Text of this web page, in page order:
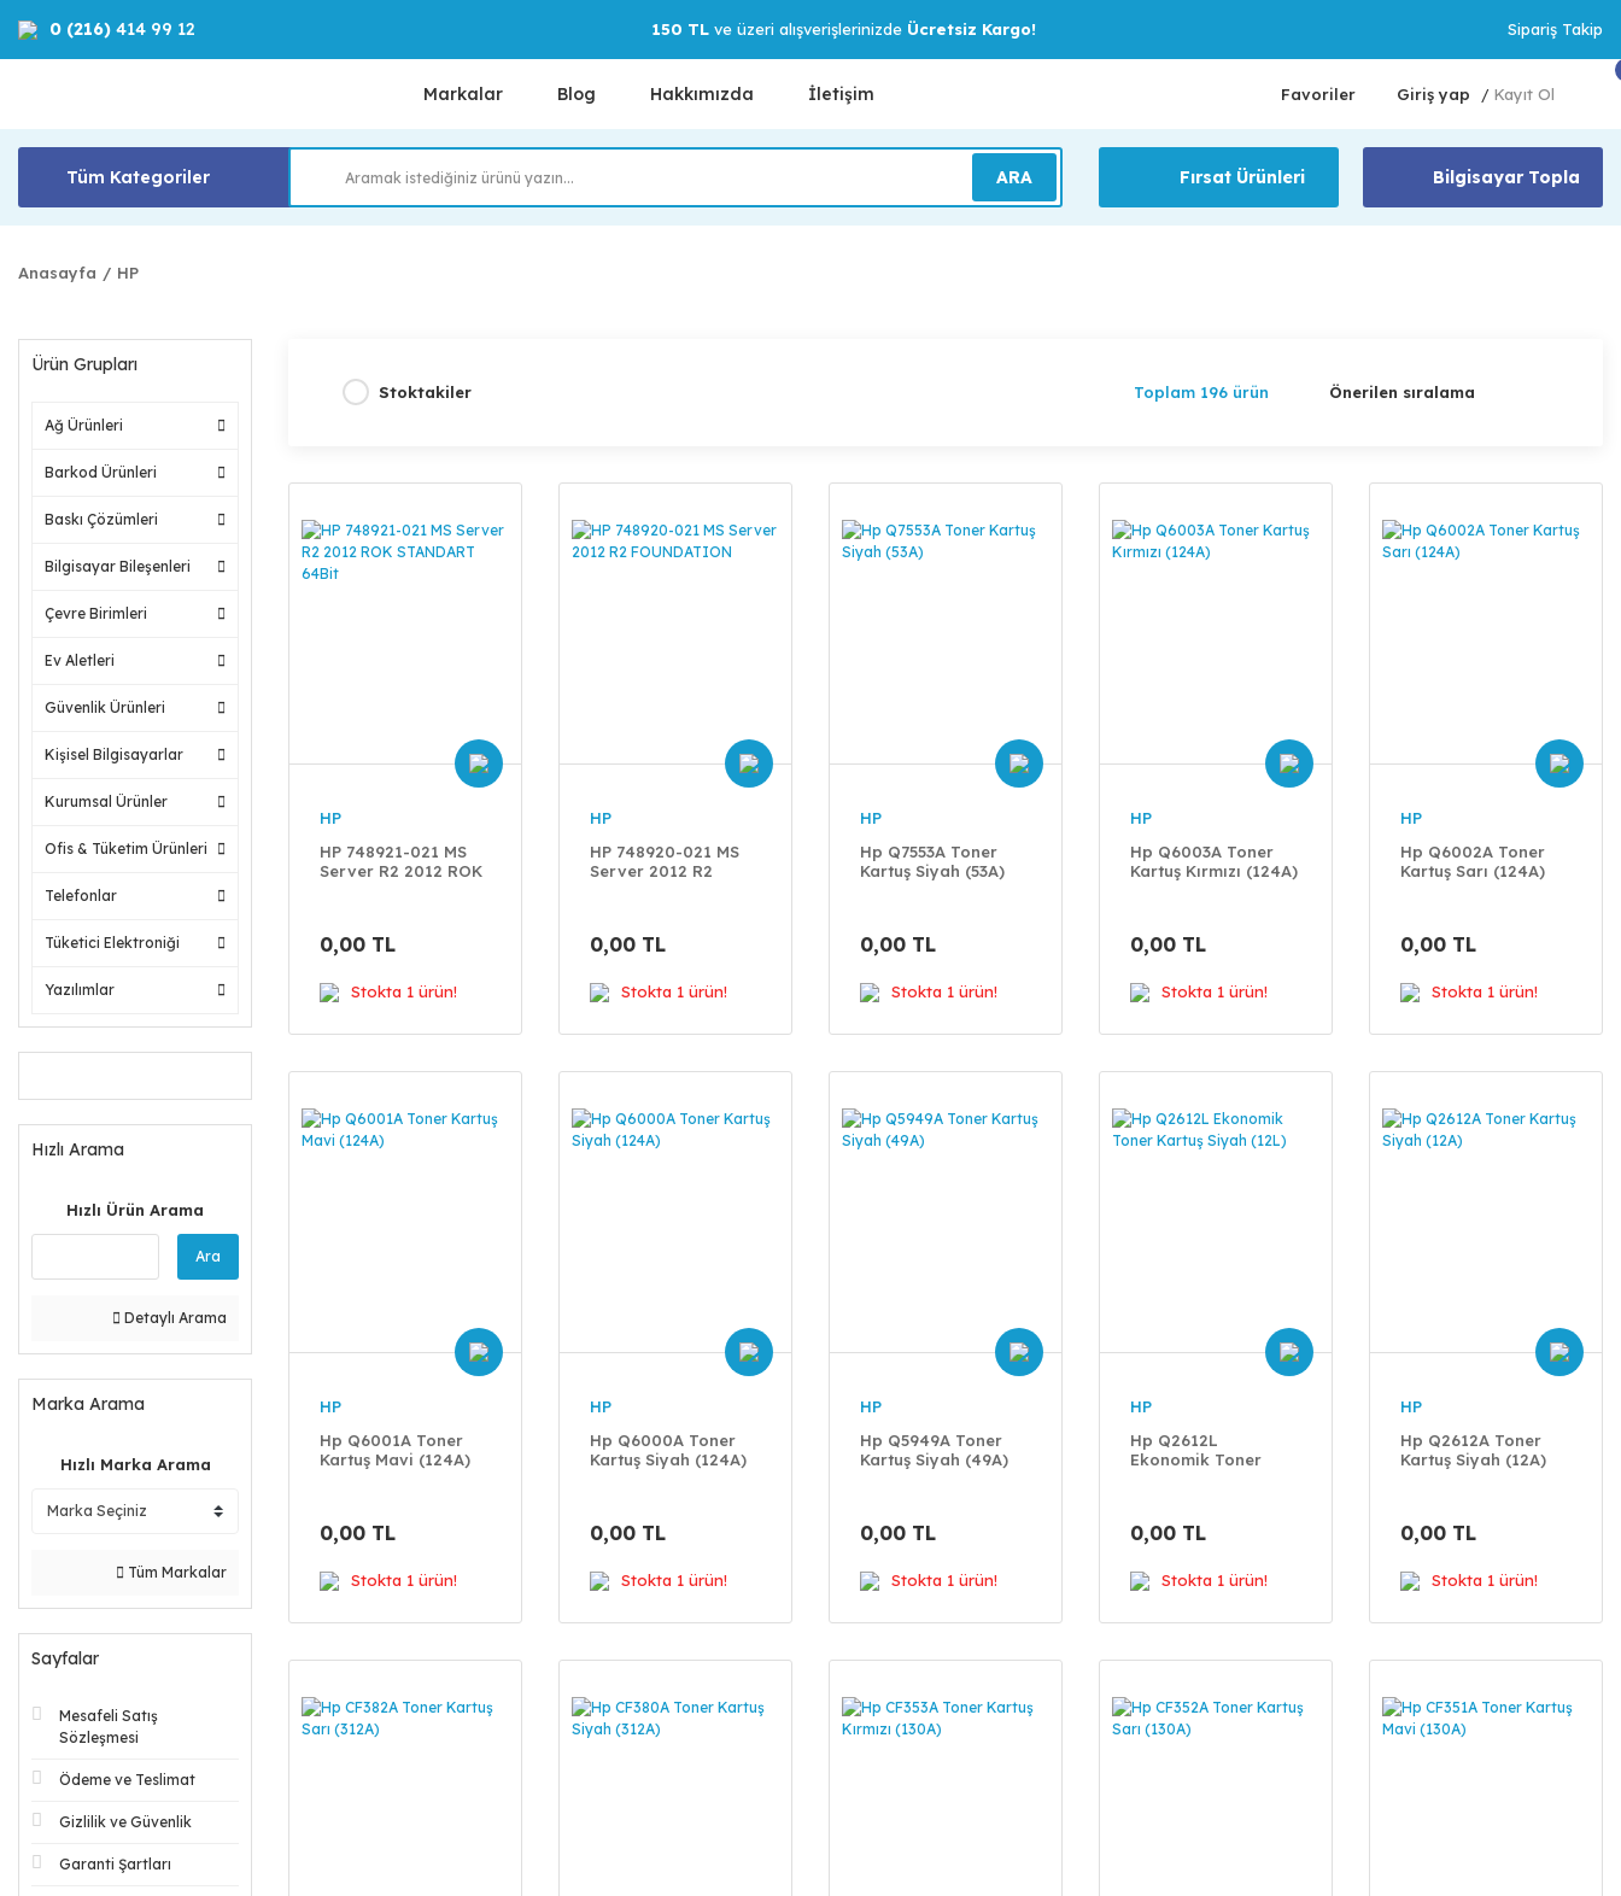
0 (216) 414 99 12 150 TLve üzeri alışverişlerinizde Ücretsiz Kargo! Sipariş Takip
Markalar Blog Hakkımızda İletişim Favoriler Giriş yap / Kayıt Ol
Tüm Kategoriler ARA Fırsat Ürünleri Bilgisayar Topla
Anasayfa HP
Ürün Grupları
Ağ Ürünleri
Barkod Ürünleri
Baskı Çözümleri
Bilgisayar Bileşenleri
Çevre Birimleri
Ev Aletleri
Güvenlik Ürünleri
Kişisel Bilgisayarlar
Kurumsal Ürünler
Ofis & Tüketim Ürünleri
Telefonlar
Tüketici Elektroniği
Yazılımlar
Hızlı Arama
Hızlı Ürün Arama
Ara
Detaylı Arama
Marka Arama
Hızlı Marka Arama
Tüm Markalar
Sayfalar
Mesafeli Satış
Sözleşmesi
Ödeme ve Teslimat
Gizlilik ve Güvenlik
Garanti Şartları
Stoktakiler Toplam 196 ürün
HP
HP 748921-021 MS
Server R2 2012 ROK
0,00 TL
Stokta 1 ürün!
HP
HP 748920-021 MS
Server 2012 R2
0,00 TL
Stokta 1 ürün!
HP
Hp Q7553A Toner
Kartuş Siyah (53A)
0,00 TL
Stokta 1 ürün!
HP
Hp Q6003A Toner
Kartuş Kırmızı (124A)
0,00 TL
Stokta 1 ürün!
HP
Hp Q6002A Toner
Kartuş Sarı (124A)
0,00 TL
Stokta 1 ürün!
HP
Hp Q6001A Toner
Kartuş Mavi (124A)
0,00 TL
Stokta 1 ürün!
HP
Hp Q6000A Toner
Kartuş Siyah (124A)
0,00 TL
Stokta 1 ürün!
HP
Hp Q5949A Toner
Kartuş Siyah (49A)
0,00 TL
Stokta 1 ürün!
HP
Hp Q2612L
Ekonomik Toner
0,00 TL
Stokta 1 ürün!
HP
Hp Q2612A Toner
Kartuş Siyah (12A)
0,00 TL
Stokta 1 ürün!